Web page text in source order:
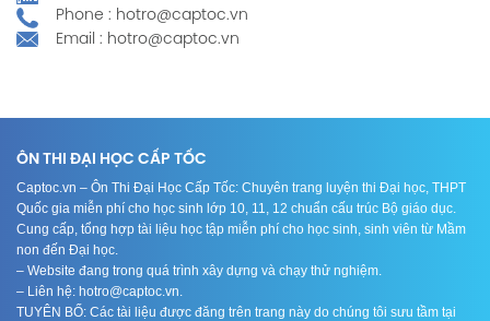
Phone : hotro@captoc.vn
Email : hotro@captoc.vn
ÔN THI ĐẠI HỌC CẤP TỐC
Captoc.vn – Ôn Thi Đại Học Cấp Tốc: Chuyên trang luyện thi Đại học, THPT
Quốc gia miễn phí cho học sinh lớp 10, 11, 12 chuẩn cấu trúc Bộ giáo dục.
Cung cấp, tổng hợp tài liệu học tập miễn phí cho học sinh, sinh viên từ Mầm
non đến Đại học.
– Website đang trong quá trình xây dựng và chạy thử nghiệm.
– Liên hệ: hotro@captoc.vn.
TUYÊN BỐ: Các tài liệu được đăng trên trang này do chúng tôi sưu tầm tại